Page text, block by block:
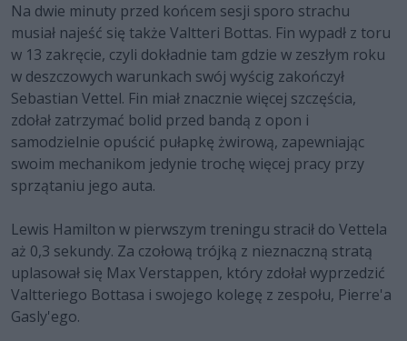
Na dwie minuty przed końcem sesji sporo strachu
musiał najeść się także Valtteri Bottas. Fin wypadł z toru
w 13 zakręcie, czyli dokładnie tam gdzie w zeszłym roku
w deszczowych warunkach swój wyścig zakończył
Sebastian Vettel. Fin miał znacznie więcej szczęścia,
zdołał zatrzymać bolid przed bandą z opon i
samodzielnie opuścić pułapkę żwirową, zapewniając
swoim mechanikom jedynie trochę więcej pracy przy
sprzątaniu jego auta.
Lewis Hamilton w pierwszym treningu stracił do Vettela
aż 0,3 sekundy. Za czołową trójką z nieznaczną stratą
uplasował się Max Verstappen, który zdołał wyprzedzić
Valtteriego Bottasa i swojego kolegę z zespołu, Pierre'a
Gasly'ego.